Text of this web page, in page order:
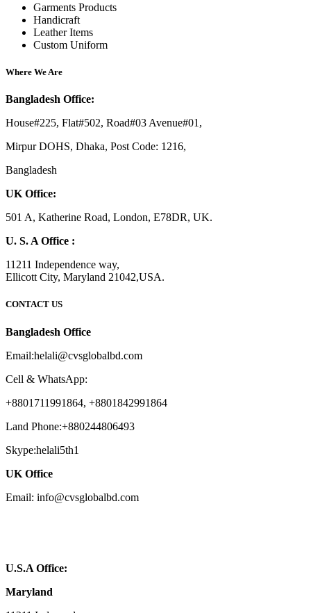
Garments Products
Handicraft
Leather Items
Custom Uniform
Where We Are
Bangladesh Office:
House#225, Flat#502, Road#03 Avenue#01,
Mirpur DOHS, Dhaka, Post Code: 1216,
Bangladesh
UK Office:
501 A, Katherine Road, London, E78DR, UK.
U. S. A Office :
11211 Independence way,
Ellicott City, Maryland 21042,USA.
CONTACT US
Bangladesh Office
Email:helali@cvsglobalbd.com
Cell & WhatsApp:
+8801711991864, +8801842991864
Land Phone:+880244806493
Skype:helali5th1
UK Office
Email: info@cvsglobalbd.com
U.S.A Office:
Maryland